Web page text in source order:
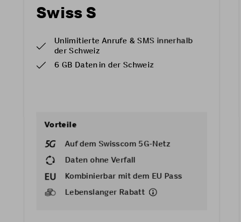
Swiss S
Unlimitierte Anrufe & SMS innerhalb
der Schweiz
6 GB Daten in der Schweiz
Vorteile
Auf dem Swisscom 5G-Netz
Daten ohne Verfall
Kombinierbar mit dem EU Pass
Lebenslanger Rabatt